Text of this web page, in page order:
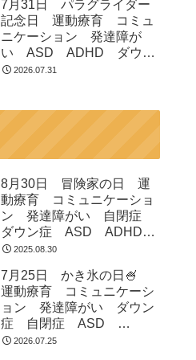
市 つくばみらい市 坂東
市 守谷市
7月31日 パラグライダー
記念日 運動療育 コミュ
ニケーション 発達障が
い ASD ADHD ダウン
症 児童発達支援 放課後
2026.07.31
8月30日 冒険家の日 運
動療育 コミュニケーショ
ン 発達障がい 自閉症
ダウン症 ASD ADHD
放課後等デイサービス 児
ばみらい市 坂東市 守谷
市
2025.08.30
7月25日 かき氷の日🍧
運動療育 コミュニケーシ
ョン 発達障がい ダウン
症 自閉症 ASD
ADHD 児童発達支援 放
2026.07.25